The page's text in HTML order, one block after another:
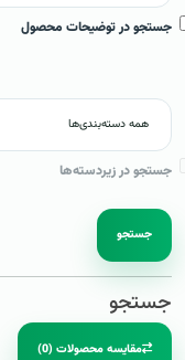
جستجو در توضیحات محصول
جستجو در زیردسته‌ها
جستجو
جستجو
مقایسه محصولات (0)